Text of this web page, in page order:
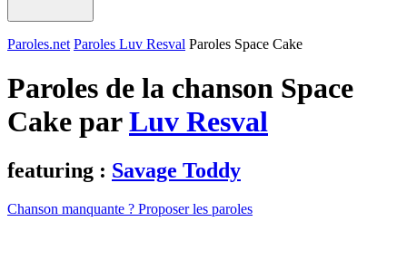
Paroles.net Paroles Luv Resval Paroles Space Cake
Paroles de la chanson Space
Cake parLuv Resval
featuring : Savage Toddy
Chanson manquante ? Proposer les paroles